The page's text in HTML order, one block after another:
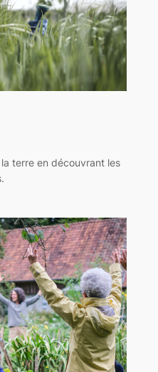
terre en découvrant les